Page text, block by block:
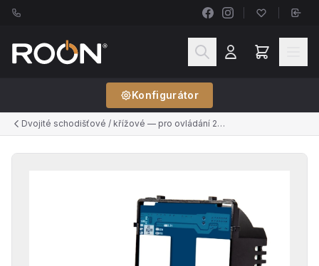
Konfigurátor
Dvojité schodišťové / křížové — pro ovládání 2 světel ze 2+ míst (řazení č.6+6, č.7+7)